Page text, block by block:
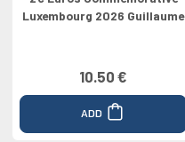
Luxembourg 2026 Guillaume
10.50 €
ADD